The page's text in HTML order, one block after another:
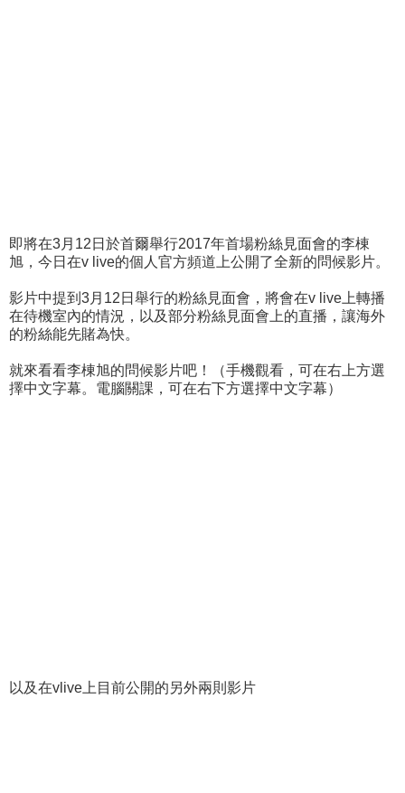
即將在3月12日於首爾舉行2017年首場粉絲見面會的李棟
旭，今日在v live的個人官方頻道上公開了全新的問候影片。
影片中提到3月12日舉行的粉絲見面會，將會在v live上轉播
在待機室內的情況，以及部分粉絲見面會上的直播，讓海外
的粉絲能先賭為快。
就來看看李棟旭的問候影片吧！（手機觀看，可在右上方選
擇中文字幕。電腦關課，可在右下方選擇中文字幕）
以及在vlive上目前公開的另外兩則影片